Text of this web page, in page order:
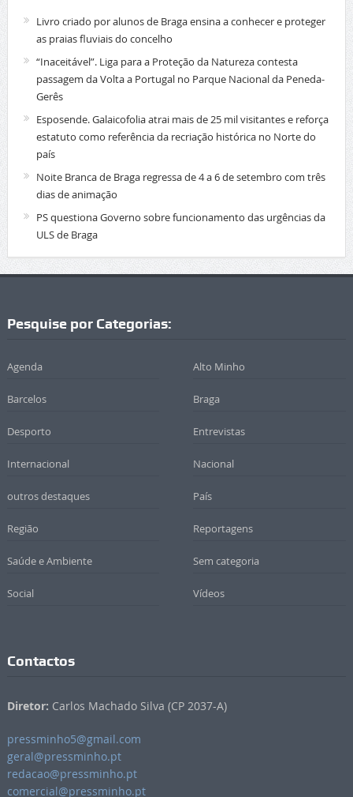
Livro criado por alunos de Braga ensina a conhecer e proteger
as praias fluviais do concelho
“Inaceitável”. Liga para a Proteção da Natureza contesta
passagem da Volta a Portugal no Parque Nacional da Peneda-
Gerês
Esposende. Galaicofolia atrai mais de 25 mil visitantes e reforça
estatuto como referência da recriação histórica no Norte do
país
Noite Branca de Braga regressa de 4 a 6 de setembro com três
dias de animação
PS questiona Governo sobre funcionamento das urgências da
ULS de Braga
Pesquise por Categorias:
Agenda Alto Minho
Barcelos Braga
Desporto Entrevistas
Internacional Nacional
outros destaques País
Região Reportagens
Saúde e Ambiente Sem categoria
Social Vídeos
Contactos
Diretor: Carlos Machado Silva (CP 2037-A)
pressminho5@gmail.com
geral@pressminho.pt
redacao@pressminho.pt
comercial@pressminho.pt